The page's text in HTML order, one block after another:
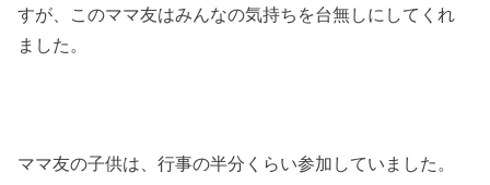
すが、このママ友はみんなの気持ちを台無しにしてくれ
ました。
ママ友の子供は、行事の半分くらい参加していました。